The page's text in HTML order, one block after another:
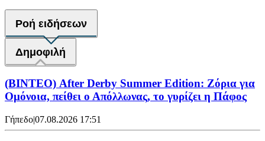
Ροή ειδήσεων
Δημοφιλή
(ΒΙΝΤΕΟ) After Derby Summer Edition: Ζόρια για
Ομόνοια, πείθει ο Απόλλωνας, το γυρίζει η Πάφος
Γήπεδο|07.08.2026 17:51